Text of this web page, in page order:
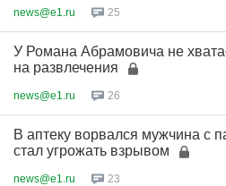
news@e1.ru 25
У Романа Абрамовича не
на развлечения
news@e1.ru 26
В аптеку ворвался мужчина с
стал угрожать взрывом
news@e1.ru 23